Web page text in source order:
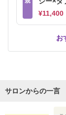
¥11,400
お
サロンからの一言